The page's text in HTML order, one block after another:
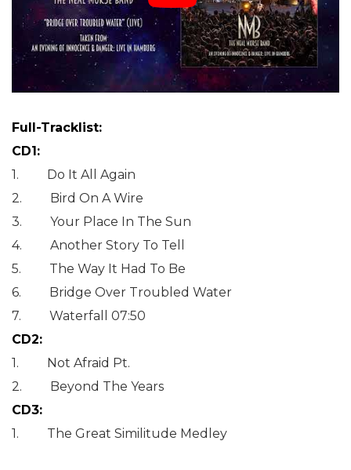
Full-Tracklist:
CD1:
1. Do It All Again
2. Bird On A Wire
3. Your Place In The Sun
4. Another Story To Tell
5. The Way It Had To Be
6. Bridge Over Troubled Water
7. Waterfall 07:50
CD2:
1. Not Afraid Pt.
2. Beyond The Years
CD3:
1. The Great Similitude Medley